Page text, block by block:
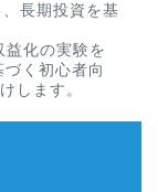
長期投資を基
化の実験を
く初心者向
します。